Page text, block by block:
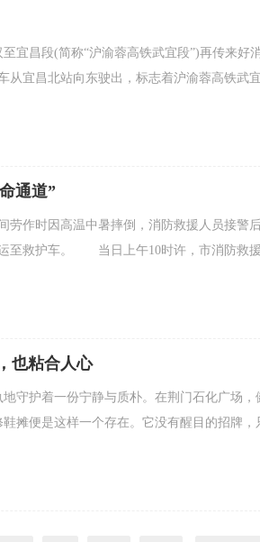
宜昌段(简称“沪渝蓉高铁武宜段”)再传来好
从宜昌北站向东驶出，标志着沪渝蓉高铁武
通道”
劳作时因高温中暑摔倒，消防救援人员接警
至救护车。 当日上午10时许，市消防救
也粘合人心
守护着一份宁静与质朴。在荆门石化广场，
摊便是这样一个存在。它没有醒目的招牌，